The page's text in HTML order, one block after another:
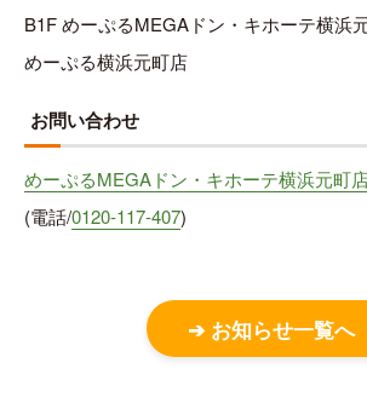
B1F めーぷるMEGAドン・キホーテ横浜
めーぷる横浜元町店
お問い合わせ
めーぷるMEGAドン・キホーテ横浜元町
(電話/0120-117-407)
➔ お知らせ一覧へ